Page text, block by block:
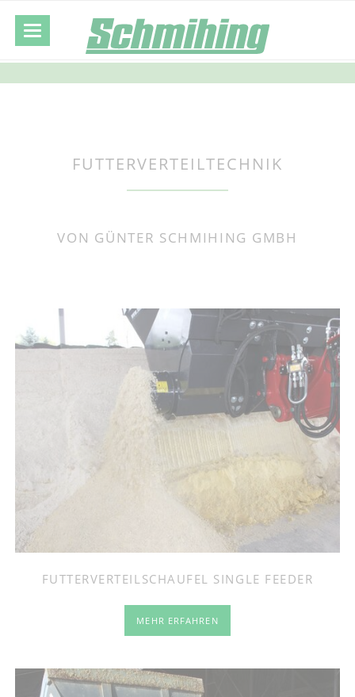
FUTTERVERTEILTECHNIK
VON GÜNTER SCHMIHING GMBH
FUTTERVERTEILSCHAUFEL SINGLE FEEDER
MEHR ERFAHREN